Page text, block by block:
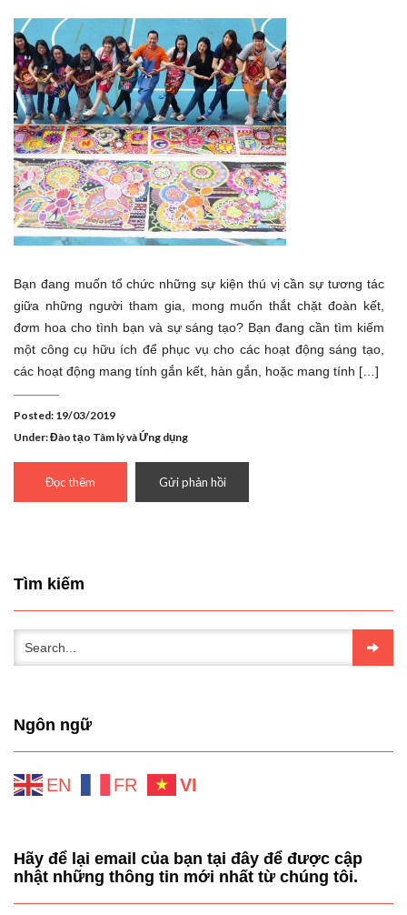
Bạn đang muốn tổ chức những sự kiện thú vị cần sự tương tác
giữa những người tham gia, mong muốn thắt chặt đoàn kết,
đơm hoa cho tình bạn và sự sáng tạo? Bạn đang cần tìm kiếm
một công cụ hữu ích để phục vụ cho các hoạt động sáng tạo,
các hoạt động mang tính gắn kết, hàn gắn, hoặc mang tính […]
Posted: 19/03/2019
Under:Đào tạo Tâm lý và Ứng dụng
Đọc thêm Gửi phản hồi
Tìm kiếm
Ngôn ngữ
EN FR VI
Hãy để lại email của bạn tại đây để được cập
nhật những thông tin mới nhất từ chúng tôi.